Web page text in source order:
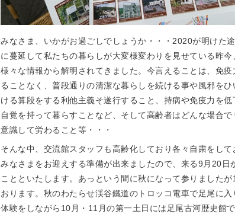
みなさま、いかがお過ごしでしょうか・・・2020が明けた
に蔓延して私たちの暮らしが大変様変わりを見せている昨
様々な情報から解明されてきました。今言えることは、免
ることなく、普段通りの清潔な暮らしを続ける事や風邪を
ける算段をする利他主義そ遂行すること、持病や免疫力を
自覚を持って暮らすことなど、そして高齢者はどんな場合
意識して労わること等・・・
そんな中、交流館スタッフも高齢化しており各々自粛をし
みなさまをお迎えする準備が出来ましたので、来る9月20日
ことといたします。あっという間に秋になって参りました
おります。秋のわたらせ渓谷鐵道のトロッコ電車で足尾に
体験をしながら10月・11月の第一土日には足尾古河歴史館